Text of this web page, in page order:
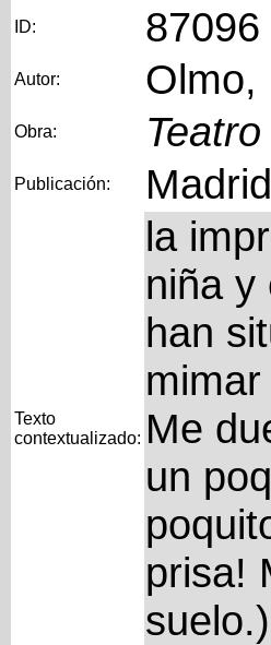
ID: 87096
Autor: Olmo,
Obra:
Publicación:
Texto
contextualizado:
la
niña y
han
Me
un
prisa!